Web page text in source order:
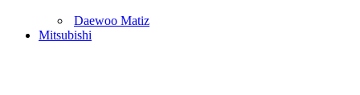
Daewoo Matiz
Mitsubishi